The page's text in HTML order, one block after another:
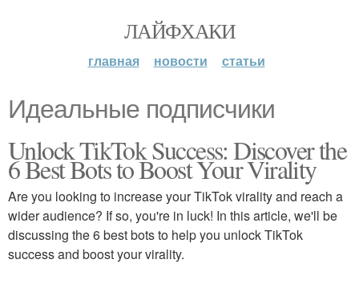
ЛАЙФХАКИ
главная новости статьи
Идеальные подписчики
Unlock TikTok Success: Discover the
6 Best Bots to Boost Your Virality
Are you looking to increase your TikTok virality and reach a
wider audience? If so, you're in luck! In this article, we'll be
discussing the 6 best bots to help you unlock TikTok
success and boost your virality.